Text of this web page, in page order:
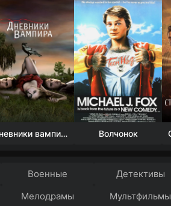
Дневники вампира (4 сезон) Волчонок
Военные Детективы
Мелодрамы Мультфильмы